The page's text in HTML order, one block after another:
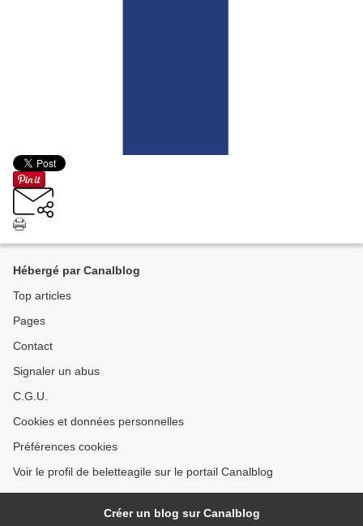
Hébergé par Canalblog
Top articles
Pages
Contact
Signaler un abus
C.G.U.
Cookies et données personnelles
Préférences cookies
Voir le profil de beletteagile sur le portail Canalblog
Créer un blog sur Canalblog